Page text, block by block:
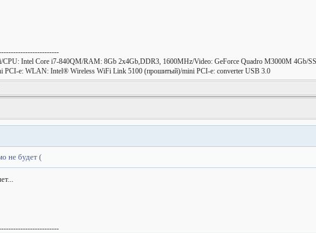
CPU: Intel Core i7-840QM/RAM: 8Gb 2x4Gb,DDR3, 1600MHz/Video: GeForce Quadro M3000M 4Gb/
PCI-e: WLAN: Intel® Wireless WiFi Link 5100 (прошитый)/mini PCI-e: converter USB 3.0
не будет (